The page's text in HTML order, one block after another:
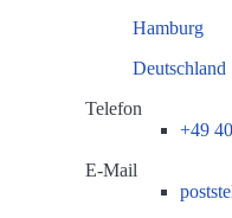
Hamburg
Deutschland
Telefon
+49
E-Mail